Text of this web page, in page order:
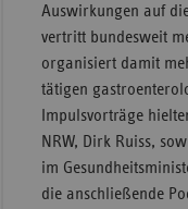
Auswirkungen auf
vertritt bundesweit
organisiert damit
tätigen
Impulsvorträge
NRW, Dirk Ruiss,
im
die anschließende